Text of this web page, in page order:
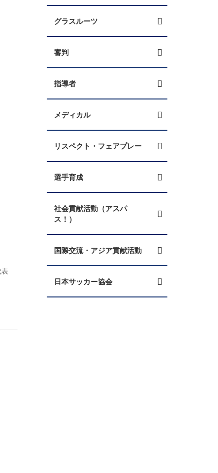
グラスルーツ
審判
指導者
メディカル
リスペクト・フェアプレー
選手育成
社会貢献活動（アスパ
ス！）
国際交流・アジア貢献活動
日本サッカー協会